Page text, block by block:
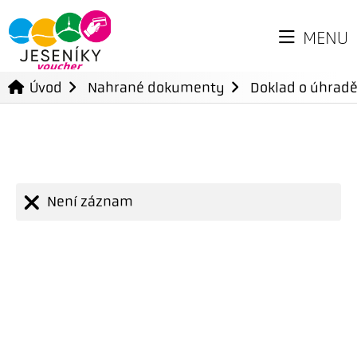
MENU
Úvod Nahrané dokumenty Doklad o
Není záznam